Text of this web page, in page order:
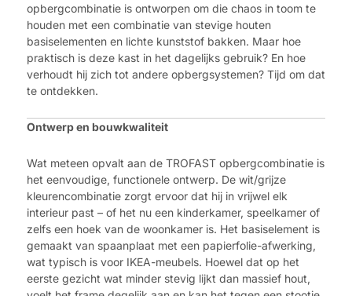
opbergcombinatie is ontworpen om die chaos in toom te
houden met een combinatie van stevige houten
basiselementen en lichte kunststof bakken. Maar hoe
praktisch is deze kast in het dagelijks gebruik? En hoe
verhoudt hij zich tot andere opbergsystemen? Tijd om dat
te ontdekken.
Ontwerp en bouwkwaliteit
Wat meteen opvalt aan de TROFAST opbergcombinatie is
het eenvoudige, functionele ontwerp. De wit/grijze
kleurencombinatie zorgt ervoor dat hij in vrijwel elk
interieur past – of het nu een kinderkamer, speelkamer of
zelfs een hoek van de woonkamer is. Het basiselement is
gemaakt van spaanplaat met een papierfolie-afwerking,
wat typisch is voor IKEA-meubels. Hoewel dat op het
eerste gezicht wat minder stevig lijkt dan massief hout,